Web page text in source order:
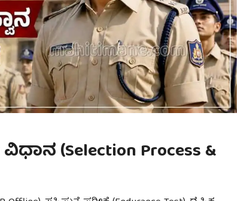
(Selection Process &